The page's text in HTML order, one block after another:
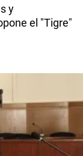
y
el "Tigre"